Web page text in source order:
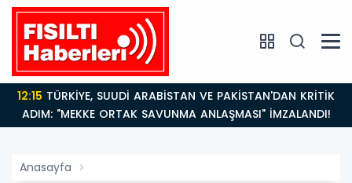
12:15
ADIM: "MEKKE ORTAK SAVUNMA ANLAŞMASI" İMZALANDI!
Anasayfa